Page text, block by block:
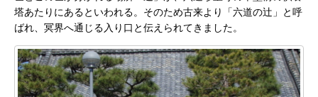
塔あたりにあるといわれる。そのため古来より「六道の辻」と呼
ばれ、冥界へ通じる入り口と伝えられてきました。